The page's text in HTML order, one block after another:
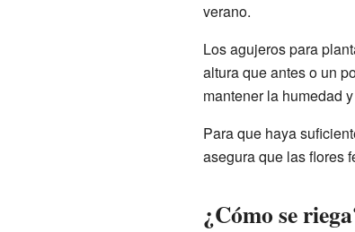
verano.
Los agujeros para
altura que antes o un
mantener la humedad
Para que haya
asegura que las flores
¿Cómo se